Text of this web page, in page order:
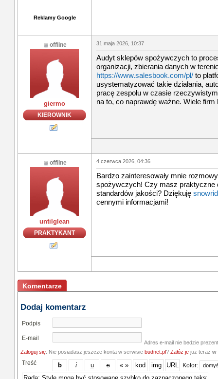
Reklamy Google
offline
giermo
KIEROWNIK
31 maja 2026, 10:37
Audyt sklepów spożywczych to
organizacji, zbierania danych w
https://www.salesbook.com/pl/ to
usystematyzować takie działania,
pracę zespołu w czasie
na to, co naprawdę ważne. Wiele
offline
untilglean
PRAKTYKANT
4 czerwca 2026, 04:36
Bardzo zainteresowały mnie
spożywczych! Czy masz praktyczne
standardów jakości? Dziękuję
cennymi informacjami!
Komentarze
Dodaj komentarz
Podpis
E-mail
Adres e-mail nie bedzie
Zaloguj się . Nie posiadasz jeszcze konta w serwisie budnet.pl? Załóż je już teraz w
Treść Kolor: